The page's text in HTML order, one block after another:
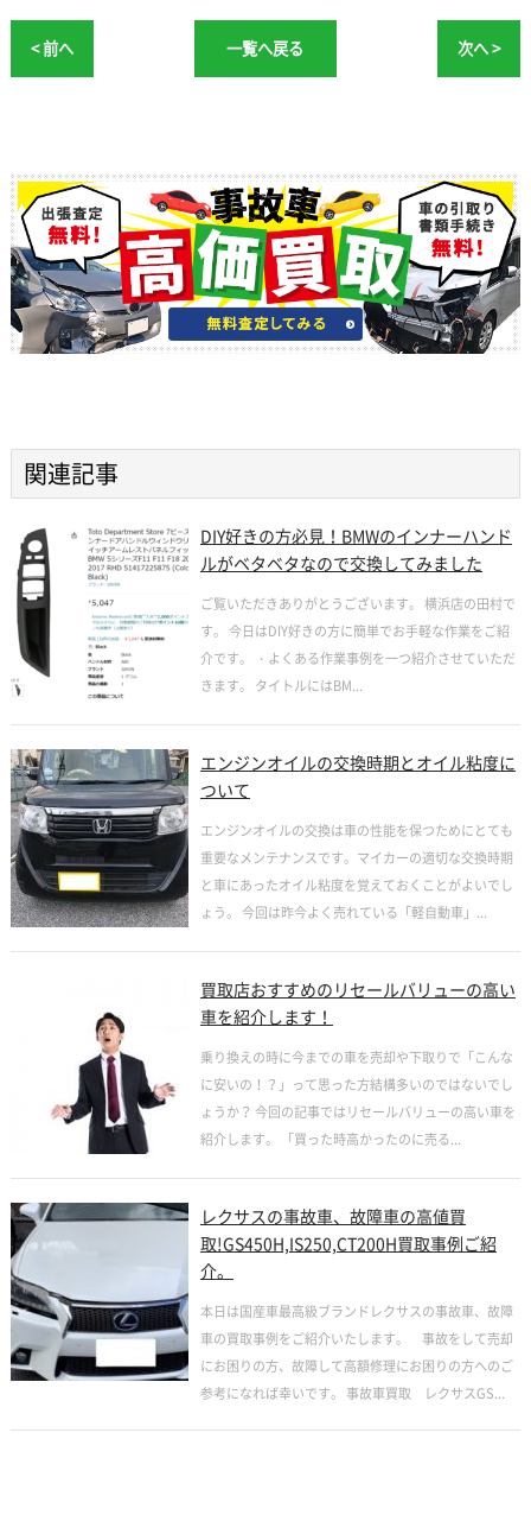
< 前へ 一覧へ戻る 次へ >
関連記事
DIY好きの方必見！BMWのインナーハンド
ルがベタベタなので交換してみました
ご覧いただきありがとうございます。 横浜店の田村で
す。 今日はDIY好きの方に簡単でお手軽な作業をご紹
介です。 ・よくある作業事例を一つ紹介させていただ
きます。 タイトルにはBM...
エンジンオイルの交換時期とオイル粘度に
ついて
エンジンオイルの交換は車の性能を保つためにとても
重要なメンテナンスです。マイカーの適切な交換時期
と車にあったオイル粘度を覚えておくことがよいでし
ょう。 今回は昨今よく売れている「軽自動車」...
買取店おすすめのリセールバリューの高い
車を紹介します！
乗り換えの時に今までの車を売却や下取りで「こんな
に安いの！？」って思った方結構多いのではないでし
ょうか？ 今回の記事ではリセールバリューの高い車を
紹介します。 「買った時高かったのに売る...
レクサスの事故車、故障車の高値買
取!GS450H,IS250,CT200H買取事例ご紹
介。
本日は国産車最高級ブランドレクサスの事故車、故障
車の買取事例をご紹介いたします。 事故をして売却
にお困りの方、故障して高額修理にお困りの方へのご
参考になれば幸いです。 事故車買取 レクサスGS...